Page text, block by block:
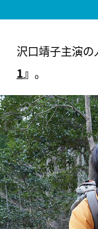
沢口靖子主演
1』 。